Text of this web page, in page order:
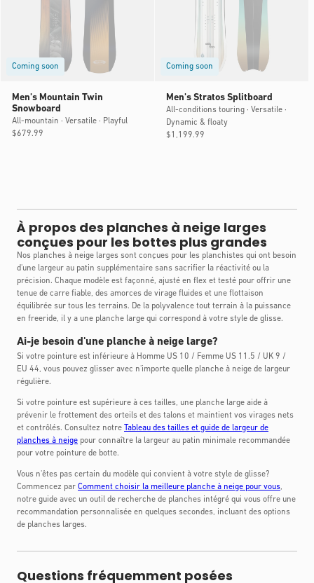
Coming soon
Men's Mountain Twin
Snowboard
All-mountain · Versatile · Playful
Prix
$679.99
Coming soon
Men's Stratos Splitboard
All-conditions touring · Versatile ·
Dynamic & floaty
Prix
$1,199.99
À propos des planches à neige larges
conçues pour les bottes plus grandes
Nos planches à neige larges sont conçues pour les planchistes qui ont besoin
d'une largeur au patin supplémentaire sans sacrifier la réactivité ou la
précision. Chaque modèle est façonné, ajusté en flex et testé pour offrir une
tenue de carre fiable, des amorces de virage fluides et une flottaison
équilibrée sur tous les terrains. De la polyvalence tout terrain à la puissance
en freeride, il y a une planche large qui correspond à votre style de glisse.
Ai-je besoin d'une planche à neige large?
Si votre pointure est inférieure à Homme US 10 / Femme US 11.5 / UK 9 /
EU 44, vous pouvez glisser avec n'importe quelle planche à neige de largeur
régulière.
Si votre pointure est supérieure à ces tailles, une planche large aide à
prévenir le frottement des orteils et des talons et maintient vos virages nets
et contrôlés. Consultez notre
Tableau des tailles et guide de largeur de
planches à neige pour connaître la largeur au patin minimale recommandée
pour votre pointure de botte.
Vous n'êtes pas certain du modèle qui convient à votre style de glisse?
Commencez par Comment choisir la meilleure planche à neige pour vous,
notre guide avec un outil de recherche de planches intégré qui vous offre une
recommandation personnalisée en quelques secondes, incluant des options
de planches larges.
Questions fréquemment posées